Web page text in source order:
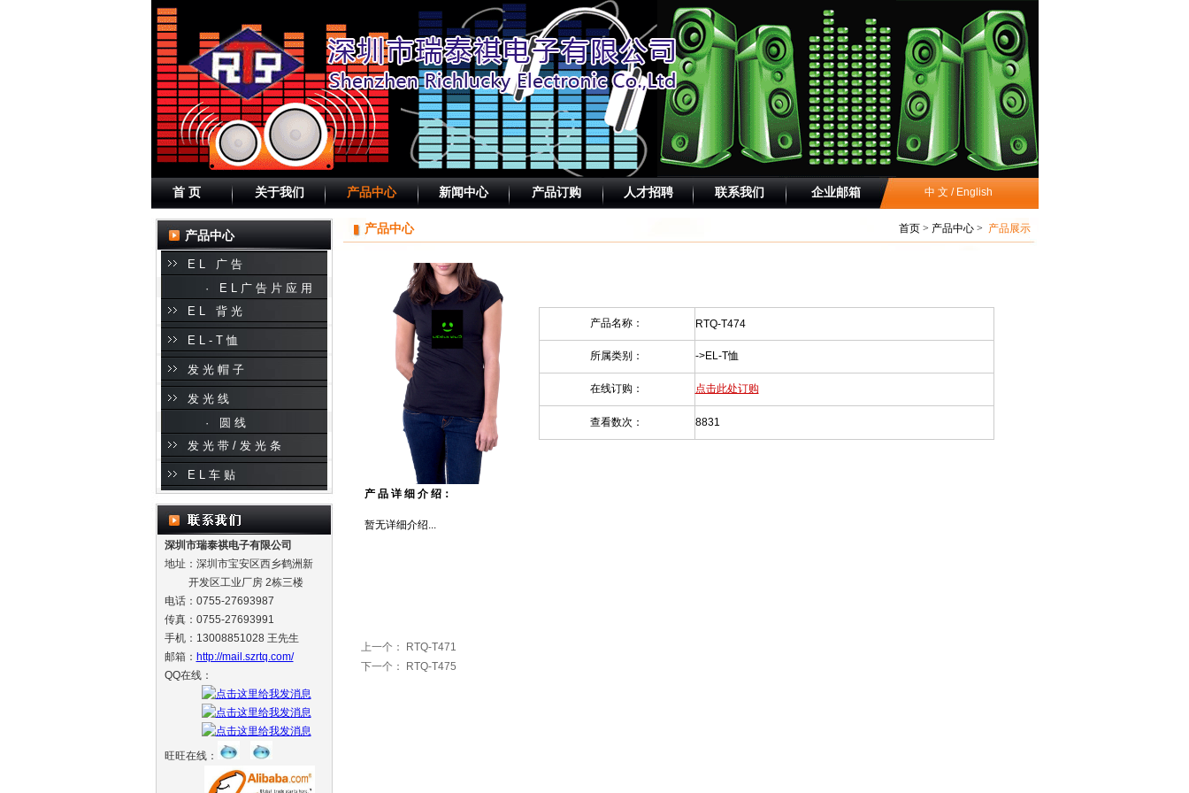
首 页 关于我们 产品中心 新闻中心 产品订购 人才招聘 联系我们 企业邮箱 中 文 / English
产品中心
EL 广告
· EL广告片应用
EL 背光
EL-T恤
发光帽子
发光线
· 圆线
发光带/发光条
EL车贴
深圳市瑞泰祺电子有限公司
地址：深圳市宝安区西乡鹤洲新
开发区工业厂房 2栋三楼
电话：0755-27693987
传真：0755-27693991
手机：13008851028 王先生
邮箱： http://mail.szrtq.com/
QQ在线：
旺旺在线：
产品中心 首页> 产品中心> 产品展示
产品名称： RTQ-T474
所属类别： ->EL-T恤
在线订购： 点击此处订购
查看数次： 8831
产 品 详 细 介 绍：
暂无详细介绍...
上一个：
RTQ-T471
下一个：
RTQ-T475